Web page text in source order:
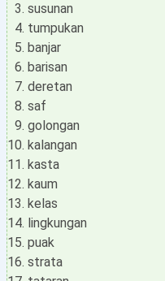
susunan
tumpukan
banjar
barisan
deretan
saf
golongan
kalangan
kasta
kaum
kelas
lingkungan
puak
strata